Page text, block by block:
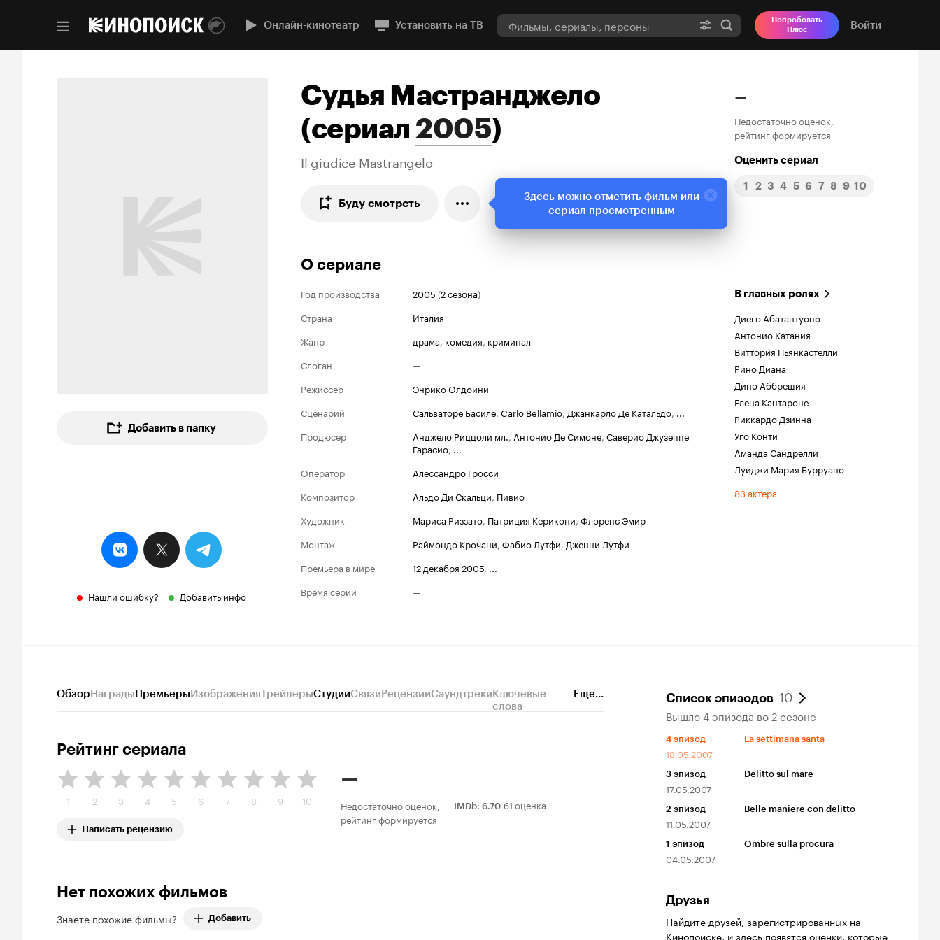
Онлайн-кинотеатр Установить на ТВ
Попробовать
Плюс
Войти
Добавить в папку
Нашли ошибку? Добавить инфо
Судья Мастранджело
(сериал2005)
Il giudice Mastrangelo
Буду смотреть
–
Недостаточно оценок,
рейтинг формируется
Оценить сериал
1 2 3 4 5 6 7 8 9 10
О сериале
Год производства 2005 (2 сезона)
Страна
Италия
Жанр
драма, комедия, криминал
Слоган
—
Режиссер
Энрико Олдоини
Сценарий
Сальваторе Басиле, Carlo Bellamio, Джанкарло Де Катальдо, ...
Продюсер
Анджело Риццоли мл., Антонио Де Симоне, Саверио Джузеппе
Гарасио, ...
Оператор
Алессандро Гросси
Композитор
Альдо Ди Скальци, Пивио
Художник
Мариса Риззато, Патриция Керикони, Флоренс Эмир
Монтаж
Раймондо Крочани, Фабио Лутфи, Дженни Лутфи
Премьера в мире
12 декабря 2005, ...
Время серии
—
В главных ролях
Диего Абатантуоно
Антонио Катания
Виттория Пьянкастелли
Рино Диана
Дино Аббрешия
Елена Кантароне
Риккардо Дзинна
Уго Конти
Аманда Сандрелли
Луиджи Мария Бурруано
83 актера
ОбзорНаградыПремьерыИзображенияТрейлерыСтудииСвязиРецензииСаундтрекиКлючевые
слова
Еще...
Рейтинг сериала
1 2 3 4 5 6 7 8 9 10
Написать рецензию
–
Недостаточно оценок,
рейтинг формируется
IMDb: 6.70 61 оценка
Нет похожих фильмов
Знаете похожие фильмы? Добавить
Список эпизодов 10
Вышло 4 эпизода во 2 сезоне
4 эпизод
18.05.2007
La settimana santa
3 эпизод
17.05.2007
Delitto sul mare
2 эпизод
11.05.2007
Belle maniere con delitto
1 эпизод
04.05.2007
Ombre sulla procura
Друзья
Найдите друзей, зарегистрированных на
Кинопоиске, и здесь появятся оценки, которые
Здесь можно отметить фильм или
сериал просмотренным